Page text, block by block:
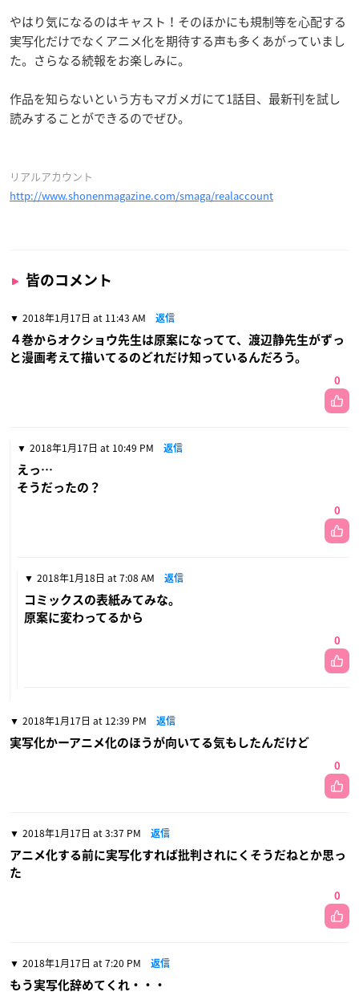
やはり気になるのはキャスト！そのほかにも規制等を心配する
実写化だけでなくアニメ化を期待する声も多くあがっていまし
た。さらなる続報をお楽しみに。
作品を知らないという方もマガメガにて1話目、最新刊を試し
読みすることができるのでぜひ。
リアルアカウント
http://www.shonenmagazine.com/smaga/realaccount
皆のコメント
2018年1月17日 at 11:43 AM 返信
４巻からオクショウ先生は原案になってて、渡辺静先生がずっ
と漫画考えて描いてるのどれだけ知っているんだろう。
0
2018年1月17日 at 10:49 PM 返信
えっ…
そうだったの？
0
2018年1月18日 at 7:08 AM 返信
コミックスの表紙みてみな。
原案に変わってるから
0
2018年1月17日 at 12:39 PM 返信
実写化かーアニメ化のほうが向いてる気もしたんだけど
0
2018年1月17日 at 3:37 PM 返信
アニメ化する前に実写化すれば批判されにくそうだねとか思っ
た
0
2018年1月17日 at 7:20 PM 返信
もう実写化辞めてくれ・・・